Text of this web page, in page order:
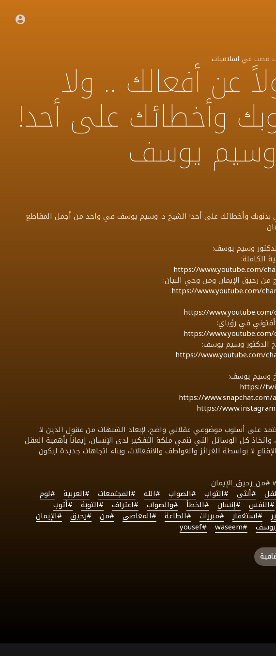
في اسلاميات
عن أفعالك .. ولا
وأخطائك على أحد!
وسيم يوسف
بذنوبك وأخطائك على أحد! الشيخ د. وسيم يوسف في واحد من أجمل المقاطع
وسيم يوسف:
الكاملة:
https://www.youtube.com/
من رحيق الإيمان ومن وحي البيان:
https://www.youtube.com/
https://www.youtube.com/
أفتوني في رؤياي:
https://www.youtube.com/
الدكتور وسيم يوسف:
https://www.youtube.com/
وسيم يوسف:
https://
https://www.snapchat.com/
https://
على أسلوب موضوعي عقلاني واضح، لإبعاد الشبهات من عقول الذين لا
كل الوسائل التي تنمي ملكة التفكير لدى الإنسان، إيماناً بأهمية العقل
لا بواسطة الغرائز والعواطف والانفعالات، وبناء اتجاهات جديدة ليكون
#أنثى #الثواب #الصواب #الله #المجتمعات #العربية
#لوم
#النفس #إنسان #الخطأ #والصواب #اعتراف #التوبة
#أتوب
#استغفار #مبررات #الطاعة #المعاصي #من #رحيق
#الإيمان
#waseem
#yousef